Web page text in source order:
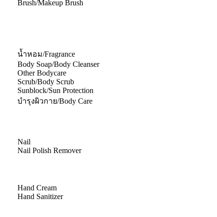
Brush/Makeup Brush
น้ำหอม/Fragrance
Body Soap/Body Cleanser
Other Bodycare
Scrub/Body Scrub
Sunblock/Sun Protection
บำรุงผิวกาย/Body Care
Nail
Nail Polish Remover
Hand Cream
Hand Sanitizer